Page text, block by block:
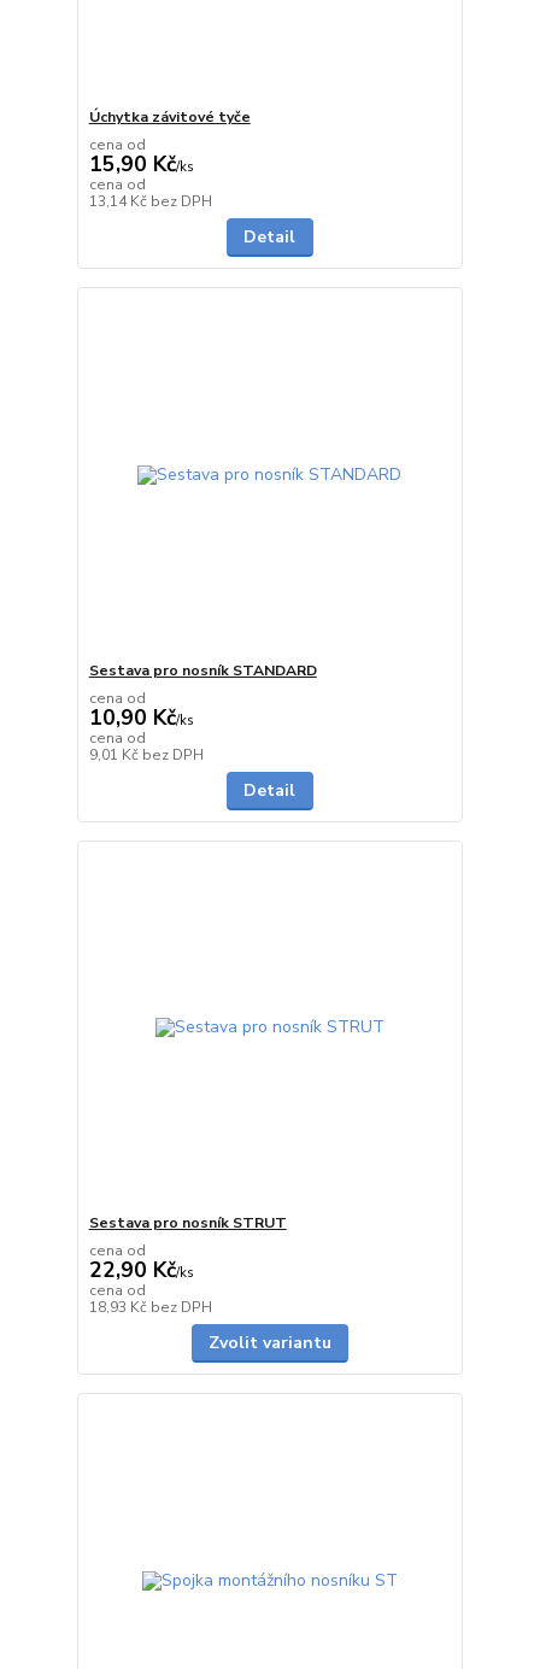
Úchytka závitové tyče
cena od
15,90 Kč/ks
cena od
13,14 Kč bez DPH
Detail
Sestava pro nosník STANDARD
cena od
10,90 Kč/ks
cena od
9,01 Kč bez DPH
Detail
Sestava pro nosník STRUT
cena od
22,90 Kč/ks
cena od
18,93 Kč bez DPH
Zvolit variantu